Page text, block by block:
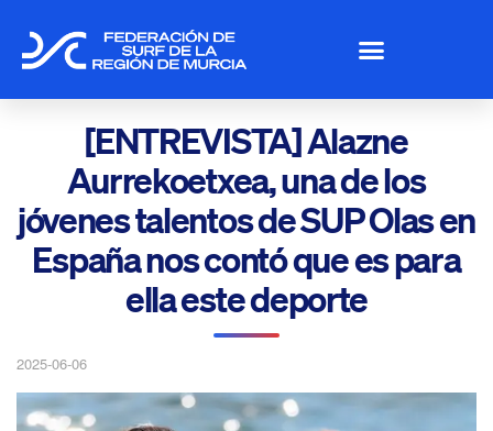
[ENTREVISTA] Alazne
Aurrekoetxea, una de los
jóvenes talentos de SUP Olas en
España nos contó que es para
ella este deporte
2025-06-06